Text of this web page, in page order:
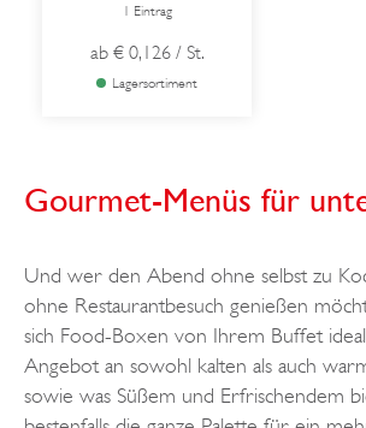
1 Eintrag
ab € 0,126 / St.
Lagersortiment
Gourmet-Menüs für
Und wer den Abend ohne selbst zu
ohne Restaurantbesuch genießen
sich Food-Boxen von Ihrem Buffet
Angebot an sowohl kalten als auch
sowie was Süßem und Erfrischendem